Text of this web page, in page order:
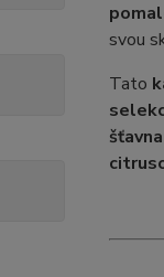
svou
Tato